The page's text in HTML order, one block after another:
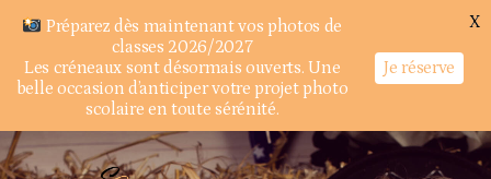
Préparez dès maintenant vos photos de
classes 2026/2027
Les créneaux sont désormais ouverts. Une
belle occasion d’anticiper votre projet photo
scolaire en toute sérénité.
Je réserve
X